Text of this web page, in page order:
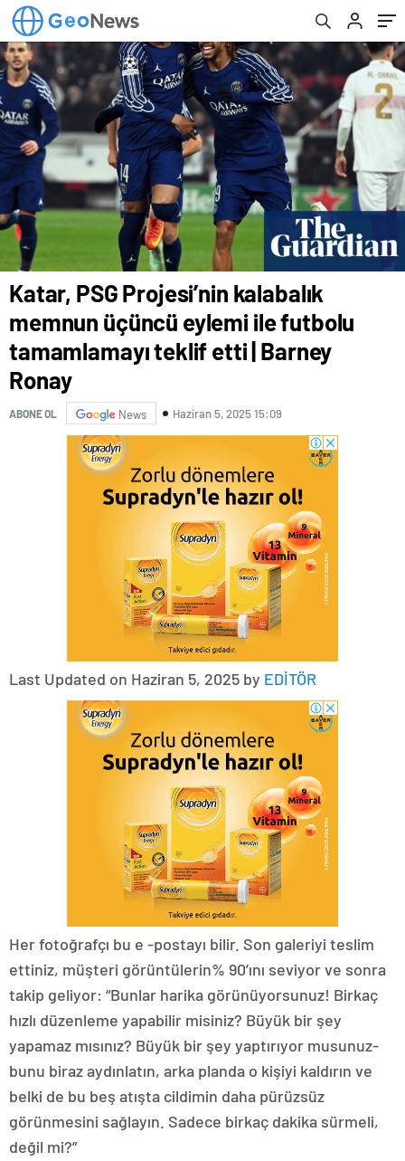
teklif etti | Barney Ronay
Katar, PSG Projesi’nin kalabalık
memnun üçüncü eylemi ile futbolu
tamamlamayı teklif etti | Barney
Ronay
ABONE OL News Haziran 5, 2025 15:09
Last Updated on Haziran 5, 2025 by EDİTÖR
Her fotoğrafçı bu e -postayı bilir. Son galeriyi teslim
ettiniz, müşteri görüntülerin% 90’ını seviyor ve sonra
takip geliyor: “Bunlar harika görünüyorsunuz! Birkaç
hızlı düzenleme yapabilir misiniz? Büyük bir şey
yapamaz mısınız? Büyük bir şey yaptırıyor musunuz-
bunu biraz aydınlatın, arka planda o kişiyi kaldırın ve
belki de bu beş atışta cildimin daha pürüzsüz
görünmesini sağlayın. Sadece birkaç dakika sürmeli,
değil mi?”
teklif etti | Barney Ronay